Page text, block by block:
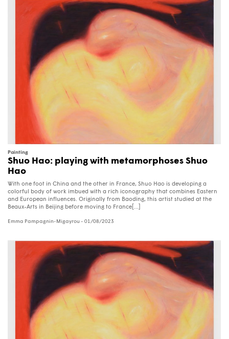
Painting
Shuo Hao: playing with metamorphoses Shuo
Hao
With one foot in China and the other in France, Shuo Hao is developing a
colorful body of work imbued with a rich iconography that combines Eastern
and European influences. Originally from Baoding, this artist studied at the
Beaux-Arts in Beijing before moving to France[...]
Emma Pampagnin-Migayrou - 01/08/2023